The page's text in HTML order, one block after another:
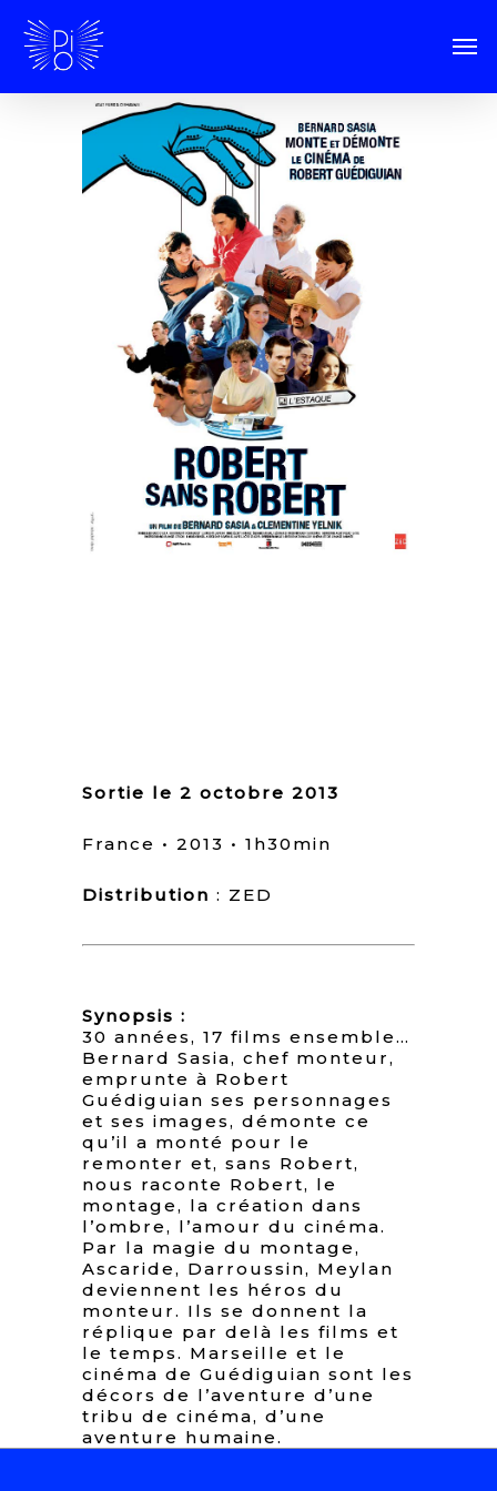
Sortie le 2 octobre 2013
France • 2013 • 1h30min
Distribution : ZED
Synopsis :
30 années, 17 films ensemble…
Bernard Sasia, chef monteur,
emprunte à Robert
Guédiguian ses personnages
et ses images, démonte ce
qu’il a monté pour le
remonter et, sans Robert,
nous raconte Robert, le
montage, la création dans
l’ombre, l’amour du cinéma.
Par la magie du montage,
Ascaride, Darroussin, Meylan
deviennent les héros du
monteur. Ils se donnent la
réplique par delà les films et
le temps. Marseille et le
cinéma de Guédiguian sont les
décors de l’aventure d’une
tribu de cinéma, d’une
aventure humaine.